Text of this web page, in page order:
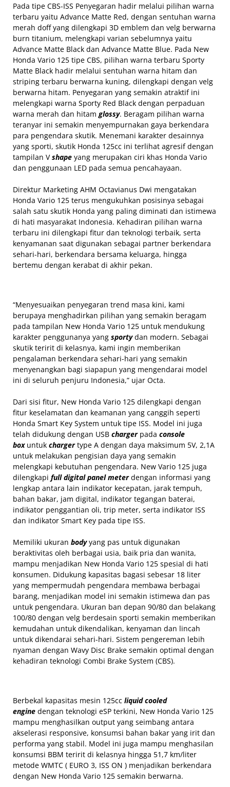
Pada tipe CBS-ISS Penyegaran hadir melalui pilihan warna
terbaru yaitu Advance Matte Red, dengan sentuhan warna
merah doff yang dilengkapi 3D emblem dan velg berwarna
burn titanium, melengkapi varian sebelumnya yaitu
Advance Matte Black dan Advance Matte Blue. Pada New
Honda Vario 125 tipe CBS, pilihan warna terbaru Sporty
Matte Black hadir melalui sentuhan warna hitam dan
striping terbaru berwarna kuning, dilengkapi dengan velg
berwarna hitam. Penyegaran yang semakin atraktif ini
melengkapi warna Sporty Red Black dengan perpaduan
warna merah dan hitamglossy. Beragam pilihan warna
teranyar ini semakin menyempurnakan gaya berkendara
para pengendara skutik. Menemani karakter desainnya
yang sporti, skutik Honda 125cc ini terlihat agresif dengan
tampilan Vshape yang merupakan ciri khas Honda Vario
dan penggunaan LED pada semua pencahayaan.
Direktur Marketing AHM Octavianus Dwi mengatakan
Honda Vario 125 terus mengukuhkan posisinya sebagai
salah satu skutik Honda yang paling diminati dan istimewa
di hati masyarakat Indonesia. Kehadiran pilihan warna
terbaru ini dilengkapi fitur dan teknologi terbaik, serta
kenyamanan saat digunakan sebagai partner berkendara
sehari-hari, berkendara bersama keluarga, hingga
bertemu dengan kerabat di akhir pekan.
“Menyesuaikan penyegaran trend masa kini, kami
berupaya menghadirkan pilihan yang semakin beragam
pada tampilan New Honda Vario 125 untuk mendukung
karakter penggunanya yang sportydan modern. Sebagai
skutik teririt di kelasnya, kami ingin memberikan
pengalaman berkendara sehari-hari yang semakin
menyenangkan bagi siapapun yang mengendarai model
ini di seluruh penjuru Indonesia,” ujar Octa.
Dari sisi fitur, New Honda Vario 125 dilengkapi dengan
fitur keselamatan dan keamanan yang canggih seperti
Honda Smart Key System untuk tipe ISS. Model ini juga
telah didukung dengan USB chargerpada console
boxuntuk chargertype A dengan daya maksimum 5V, 2,1A
untuk melakukan pengisian daya yang semakin
melengkapi kebutuhan pengendara. New Vario 125 juga
dilengkapi full digital panel meterdengan informasi yang
lengkap antara lain indikator kecepatan, jarak tempuh,
bahan bakar, jam digital, indikator tegangan baterai,
indikator penggantian oli, trip meter, serta indikator ISS
dan indikator Smart Key pada tipe ISS.
Memiliki ukuran bodyyang pas untuk digunakan
beraktivitas oleh berbagai usia, baik pria dan wanita,
mampu menjadikan New Honda Vario 125 spesial di hati
konsumen. Didukung kapasitas bagasi sebesar 18 liter
yang mempermudah pengendara membawa berbagai
barang, menjadikan model ini semakin istimewa dan pas
untuk pengendara. Ukuran ban depan 90/80 dan belakang
100/80 dengan velg berdesain sporti semakin memberikan
kemudahan untuk dikendalikan, kenyaman dan lincah
untuk dikendarai sehari-hari. Sistem pengereman lebih
nyaman dengan Wavy Disc Brake semakin optimal dengan
kehadiran teknologi Combi Brake System (CBS).
Berbekal kapasitas mesin 125cc liquid cooled
engine dengan teknologi eSP terkini, New Honda Vario 125
mampu menghasilkan output yang seimbang antara
akselerasi responsive, konsumsi bahan bakar yang irit dan
performa yang stabil. Model ini juga mampu menghasilan
konsumsi BBM teririt di kelasnya hingga 51,7 km/liter
metode WMTC ( EURO 3, ISS ON ) menjadikan berkendara
dengan New Honda Vario 125 semakin berwarna.